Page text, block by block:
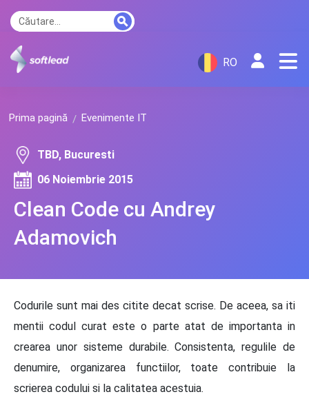
RO
Prima pagină Evenimente IT
Clean Code cu Andrey
Adamovich
TBD, Bucuresti
06 Noiembrie 2015
Codurile sunt mai des citite decat scrise. De aceea, sa iti
mentii codul curat este o parte atat de importanta in
crearea unor sisteme durabile. Consistenta, regulile de
denumire, organizarea functiilor, toate contribuie la
scrierea codului si la calitatea acestuia.